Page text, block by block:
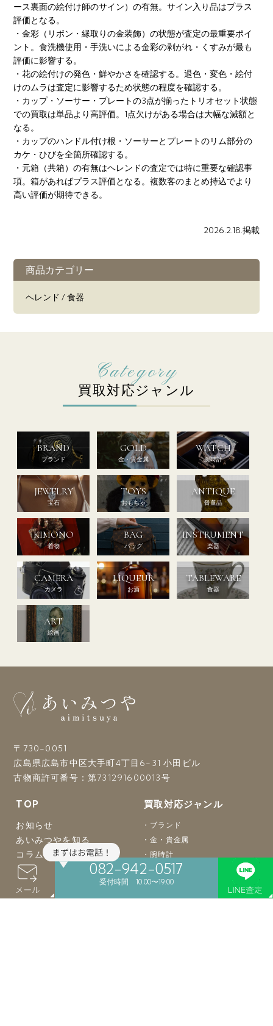
ース裏面の絵付け師のサイン）の有無。サイン入り品はプラス
評価となる。
・金彩（リボン・縁取りの金装飾）の状態が査定の最重要ポイ
ント。食洗機使用・手洗いによる金彩の剥がれ・くすみが最も
評価に影響する。
・花の絵付けの発色・鮮やかさを確認する。退色・変色・絵付
けのムラは査定に影響するため状態の程度を確認する。
・カップ・ソーサー・プレートの3点が揃ったトリオセット状態
での買取は単品より高評価。1点欠けがある場合は大幅な減額と
なる。
・カップのハンドル付け根・ソーサーとプレートのリム部分の
カケ・ひびを全箇所確認する。
・元箱（共箱）の有無はヘレンドの査定では特に重要な確認事
項。箱があればプラス評価となる。複数客のまとめ持込でより
高い評価が期待できる。
2026.2.18.掲載
商品カテゴリー
ヘレンド / 食器
買取対応ジャンル
BRAND
ブランド
GOLD
金・貴金属
WATCH
腕時計
JEWELRY
宝石
TOYS
おもちゃ
ANTIQUE
骨董品
KIMONO
着物
BAG
バッグ
INSTRUMENT
楽器
CAMERA
カメラ
LIQUEUR
お酒
TABLEWARE
食器
ART
絵画
〒730-0051
広島県広島市中区大手町4丁目6-31 小田ビル
古物商許可番号：第731291600013号
TOP
お知らせ
あいみつやを知る
コラム
買取実績
買取対応ジャンル
ブランド
金・貴金属
腕時計
宝石
おもちゃ
骨董品
082-942-0517
受付時間 10:00〜19:00